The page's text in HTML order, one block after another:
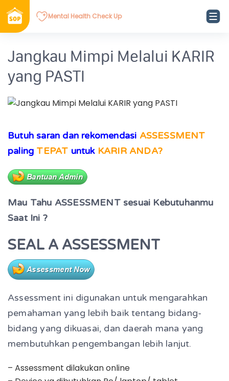
Mental Health Check Up
Jangkau Mimpi Melalui KARIR
yang PASTI
Butuh saran dan rekomendasi ASSESSMENT
paling TEPAT untuk KARIR ANDA?
Mau Tahu ASSESSMENT sesuai Kebutuhanmu
Saat Ini ?
SEAL A ASSESSMENT
Assessment ini digunakan untuk mengarahkan
pemahaman yang lebih baik tentang bidang-
bidang yang dikuasai, dan daerah mana yang
membutuhkan pengembangan lebih lanjut.
– Assessment dilakukan online